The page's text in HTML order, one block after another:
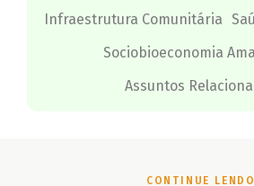
Infraestrutura Comunitária
Sociobioeconomia
Assuntos
CONTINUE LENDO